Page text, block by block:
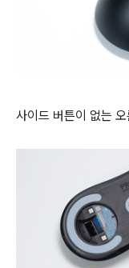
사이드 버튼이 없는